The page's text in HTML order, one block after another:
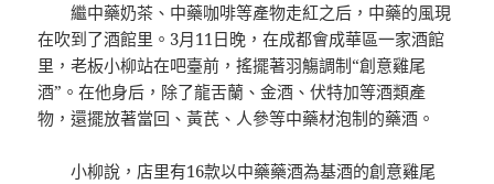
繼中藥奶茶、中藥咖啡等產物走紅之后，中藥的風現
在吹到了酒館里。3月11日晚，在成都會成華區一家酒館
里，老板小柳站在吧臺前，搖擺著羽觴調制“創意雞尾
酒”。在他身后，除了龍舌蘭、金酒、伏特加等酒類產
物，還擺放著當回、黃芪、人參等中藥材泡制的藥酒。
小柳說，店里有16款以中藥藥酒為基酒的創意雞尾